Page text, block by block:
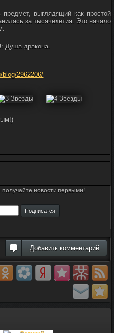
предмет, выглядящий как простой
за тысячелетия. Это начало
Душа дракона.
blog/2962206/
новости первыми!
Добавить комментарий